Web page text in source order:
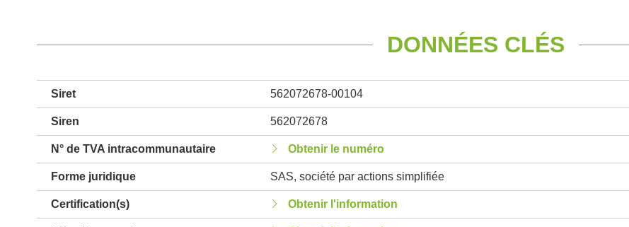
DONNÉES CLÉS
Siret 562072678-00104
Siren 562072678
N° de TVA intracommunautaire Obtenir le numéro
Forme juridique SAS, société par actions simplifiée
Certification(s) Obtenir l'information